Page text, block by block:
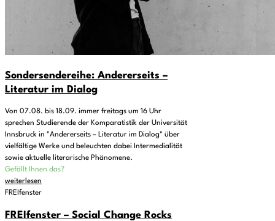
Sondersendereihe: Andererseits –
Literatur im Dialog
Von 07.08. bis 18.09. immer freitags um 16 Uhr
sprechen Studierende der Komparatistik der Universität
Innsbruck in "Andererseits – Literatur im Dialog" über
vielfältige Werke und beleuchten dabei Intermedialität
sowie aktuelle literarische Phänomene.
Gefällt Ihnen das?
weiterlesen
FREIfenster
FREIfenster – Social Change Rocks